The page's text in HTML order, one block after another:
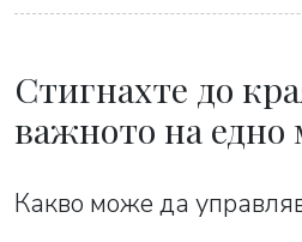
Стигнахте до
важното на едно
Какво може да